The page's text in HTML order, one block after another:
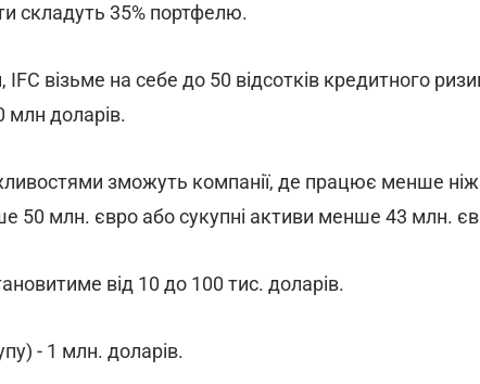
складуть 35% портфелю.
візьме на себе до 50 відсотків кредитного
доларів.
зможуть компанії, де працює менше ніж
50 млн. євро або сукупні активи менше 43 млн.
від 10 до 100 тис. доларів.
- 1 млн. доларів.